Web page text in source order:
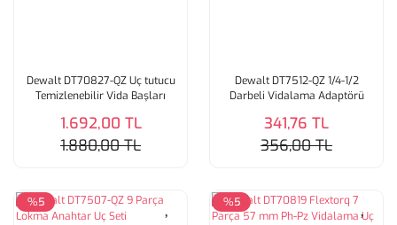
Dewalt DT70827-QZ Uç tutucu
Temizlenebilir Vida Başları
1.692,00 TL
1.880,00 TL
Dewalt DT7512-QZ 1/4-1/2
Darbeli Vidalama Adaptörü
341,76 TL
356,00 TL
%5 %5